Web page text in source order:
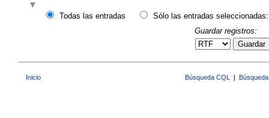
Todas las entradas
Sólo las entradas seleccionadas:
Guardar registros:
Guardar
Inicio Búsqueda CQL